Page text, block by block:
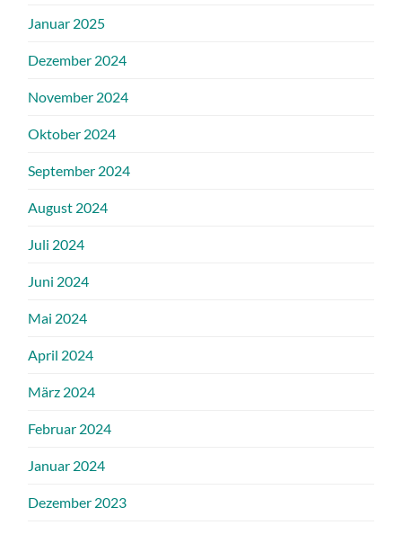
Januar 2025
Dezember 2024
November 2024
Oktober 2024
September 2024
August 2024
Juli 2024
Juni 2024
Mai 2024
April 2024
März 2024
Februar 2024
Januar 2024
Dezember 2023